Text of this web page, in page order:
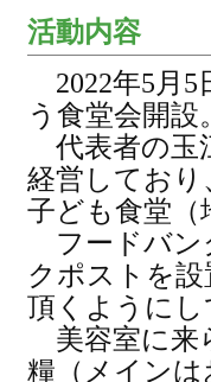
活動内容
2022年5月5
う食堂会開設
代表者の玉
経営しており
子ども食堂（
フードバン
クポストを
頂くように
美容室に来
糧（メインは